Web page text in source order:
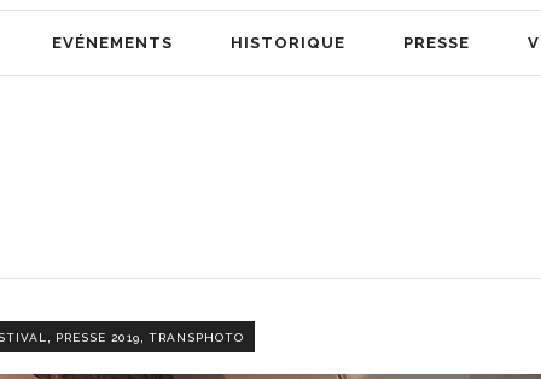
EVÉNEMENTS HISTORIQUE PRESSE
PRESSE 2019 TRANSPHOTO